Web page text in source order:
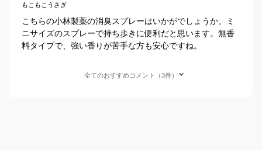
もこもこうさぎ
こちらの小林製薬の消臭スプレーはいかがでしょうか。ミ
ニサイズのスプレーで持ち歩きに便利だと思います。無香
料タイプで、強い香りが苦手な方も安心ですね。
全てのおすすめコメント（3件）